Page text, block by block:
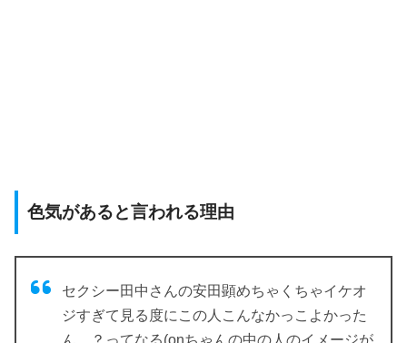
色気があると言われる理由
セクシー田中さんの安田顕めちゃくちゃイケオ
ジすぎて見る度にこの人こんなかっこよかった
ん…？ってなる(onちゃんの中の人のイメージが